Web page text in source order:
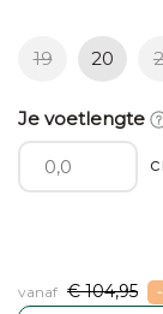
19 20
Je voetlengte
vanaf € 104,95